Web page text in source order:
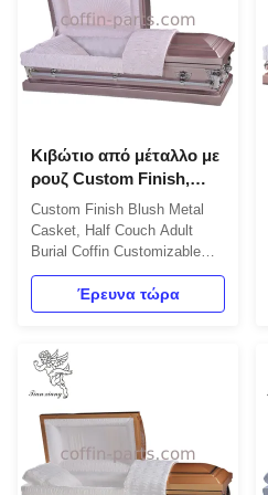
burial ...
Κιβώτιο από μέταλλο με
ρουζ Custom Finish,
φέρετρο για ενήλικες
μισού καναπέ
Custom Finish Blush Metal
Casket, Half Couch Adult
Burial Coffin Customizable
and decorable surface for
dignified funeral services
Product Overview Our Metal
premium steel with ISO9001
certification, specifically
designed for obsequies.
Featuring a rectangular shape
with ...
Έρευνα τώρα